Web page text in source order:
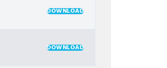
DOWNLOAD
DOWNLOAD